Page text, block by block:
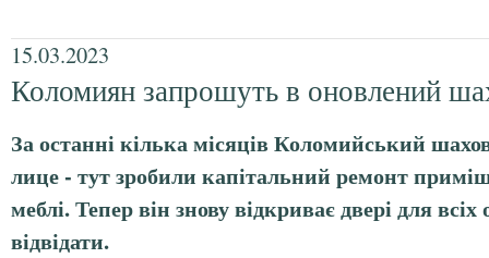
15.03.2023
Коломиян запрошуть в оновлений
За останні кілька місяців Коломийський
лице - тут зробили капітальний ремонт
меблі. Тепер він знову відкриває двері для всіх
відвідати.